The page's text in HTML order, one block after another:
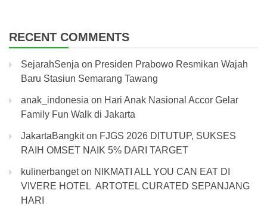
RECENT COMMENTS
SejarahSenja on Presiden Prabowo Resmikan Wajah
Baru Stasiun Semarang Tawang
anak_indonesia on Hari Anak Nasional Accor Gelar
Family Fun Walk di Jakarta
JakartaBangkiton FJGS 2026 DITUTUP, SUKSES
RAIH OMSET NAIK 5% DARI TARGET
kulinerbangeton NIKMATI ALL YOU CAN EAT DI
VIVERE HOTEL ARTOTEL CURATED SEPANJANG
HARI